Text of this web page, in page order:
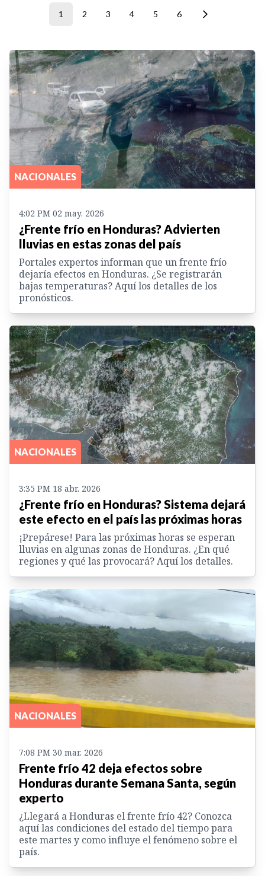
1 2 3 4 5 6
NACIONALES
4:02 PM 02 may. 2026
¿Frente frío en Honduras? Advierten
lluvias en estas zonas del país
Portales expertos informan que un frente frío
dejaría efectos en Honduras. ¿Se registrarán
bajas temperaturas? Aquí los detalles de los
pronósticos.
NACIONALES
3:35 PM 18 abr. 2026
¿Frente frío en Honduras? Sistema dejará
este efecto en el país las próximas horas
¡Prepárese! Para las próximas horas se esperan
lluvias en algunas zonas de Honduras. ¿En qué
regiones y qué las provocará? Aquí los detalles.
NACIONALES
7:08 PM 30 mar. 2026
Frente frío 42 deja efectos sobre
Honduras durante Semana Santa, según
experto
¿Llegará a Honduras el frente frío 42? Conozca
aquí las condiciones del estado del tiempo para
este martes y como influye el fenómeno sobre el
país.